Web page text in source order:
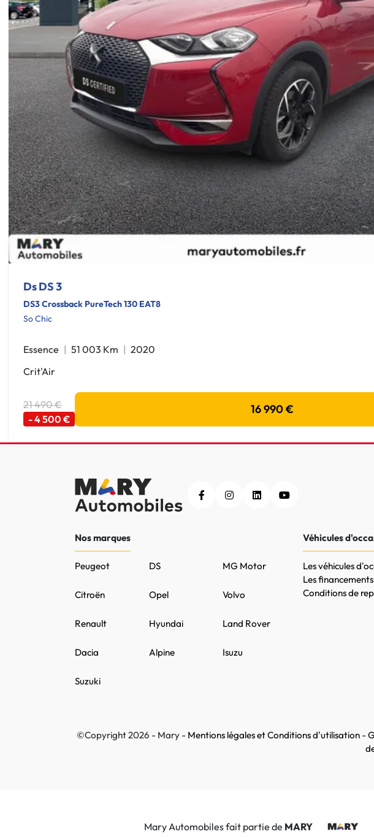
Ds DS 3
DS3 Crossback PureTech 130 EAT8
So Chic
Essence 51 003 Km
2020
Crit'Air
21 490 €
- 4 500 €
16 990 €
Nos marques
Peugeot DS MG Motor
Citroën Opel Volvo
Renault Hyundai Land Rover
Dacia Alpine Isuzu
Suzuki
Véhicules
Les véhicules
Les financements
Conditions de
©Copyright 2026 - Mary - Mentions légales et Conditions d'utilisation -
Mary Automobiles fait partie de MARY